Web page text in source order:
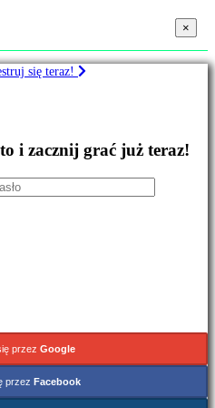
×
się teraz!
i zacznij grać już teraz!
przez Google
przez Facebook
×
×